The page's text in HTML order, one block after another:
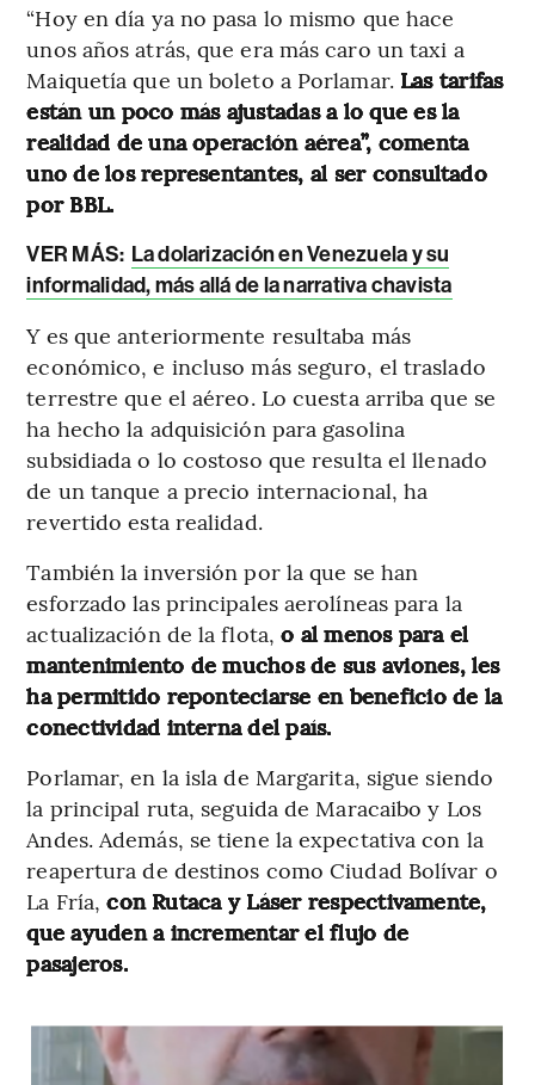
“Hoy en día ya no pasa lo mismo que hace
unos años atrás, que era más caro un taxi a
Maiquetía que un boleto a Porlamar. Las tarifas
están un poco más ajustadas a lo que es la
realidad de una operación aérea”, comenta
uno de los representantes, al ser consultado
por BBL.
VER MÁS: La dolarización en Venezuela y su
informalidad, más allá de la narrativa chavista
Y es que anteriormente resultaba más
económico, e incluso más seguro, el traslado
terrestre que el aéreo. Lo cuesta arriba que se
ha hecho la adquisición para gasolina
subsidiada o lo costoso que resulta el llenado
de un tanque a precio internacional, ha
revertido esta realidad.
También la inversión por la que se han
esforzado las principales aerolíneas para la
actualización de la flota,o al menos para el
mantenimiento de muchos de sus aviones, les
ha permitido reponteciarse en beneficio de la
conectividad interna del país.
Porlamar, en la isla de Margarita, sigue siendo
la principal ruta, seguida de Maracaibo y Los
Andes. Además, se tiene la expectativa con la
reapertura de destinos como Ciudad Bolívar o
La Fría,con Rutaca y Láser respectivamente,
que ayuden a incrementar el flujo de
pasajeros.